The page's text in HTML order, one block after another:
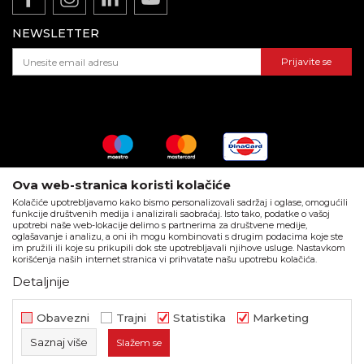
E-mail:
reklamacije@beorol.rs
ZAPOSLENJE:
PODACI O KOMPANIJI:
Matični broj : 06327311
PIB: 100166225
Račun : 160-519504-63 Banka Intesa
Call centar: +381 11 44 10 147
Gde kupiti - naši partneri
Katalozi i brošure
Kako kupiti - načini plaćanja
Isporuka
Pravo na odustajanje i reklamacije
NEWSLETTER
Prijavite se
Nastojimo da budemo što precizniji u opisu proizvoda, prikazu slika i
samih cena, ali ne možemo garantovati da su sve informacije kompletne
podrazumeva da su dostupni u svakom trenutku.
©2026beorol.rs, Izrada
Ova web-stranica koristi kolačiće
Kolačiće upotrebljavamo kako bismo personalizovali sadržaj i oglase, omogućili
funkcije društvenih medija i analizirali saobraćaj. Isto tako, podatke o vašoj
upotrebi naše web-lokacije delimo s partnerima za društvene medije,
oglašavanje i analizu, a oni ih mogu kombinovati s drugim podacima koje ste
im pružili ili koje su prikupili dok ste upotrebljavali njihove usluge. Nastavkom
korišćenja naših internet stranica vi prihvatate našu upotrebu kolačića.
Detaljnije
Obavezni Trajni Statistika
Marketing
Saznaj više
Slažem se